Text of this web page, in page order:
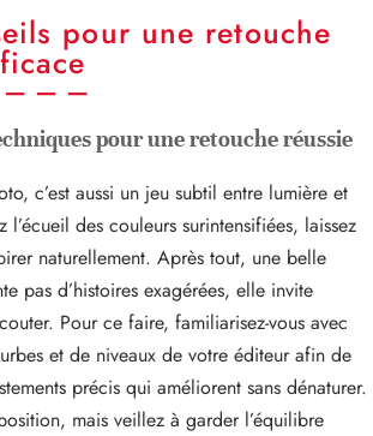
pour une retouche
pour une retouche réussie
c’est aussi un jeu subtil entre lumière et
l’écueil des couleurs surintensifiées, laissez
naturellement. Après tout, une belle
pas d’histoires exagérées, elle invite
Pour ce faire, familiarisez-vous avec
et de niveaux de votre éditeur afin de
précis qui améliorent sans dénaturer.
mais veillez à garder l’équilibre